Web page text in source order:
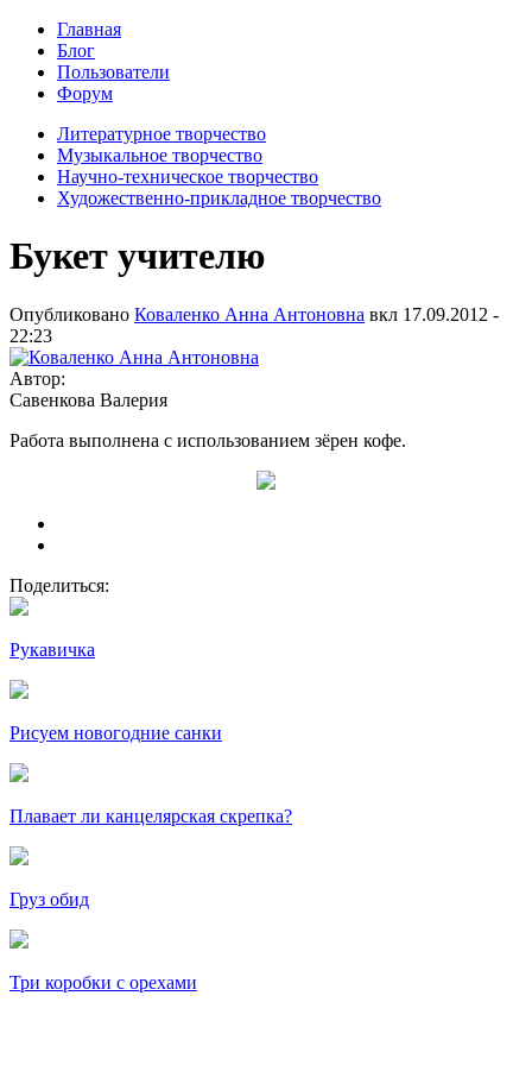
Главная
Блог
Пользователи
Форум
Литературное творчество
Музыкальное творчество
Научно-техническое творчество
Художественно-прикладное творчество
Букет учителю
Опубликовано Коваленко Анна Антоновна вкл 17.09.2012 -
22:23
Автор:
Савенкова Валерия
Работа выполнена с использованием зёрен кофе.
Поделиться:
Рукавичка
Рисуем новогодние санки
Плавает ли канцелярская скрепка?
Груз обид
Три коробки с орехами